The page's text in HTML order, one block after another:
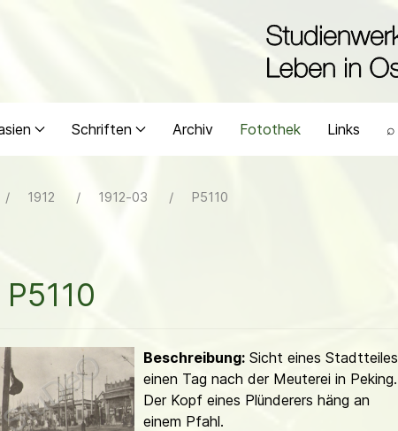
Schriften Archiv Fotothek Links ⌕
1912 1912-03 P5110
B
l
d
P5110
Beschreibung:Sicht eines Stadtteiles
einen Tag nach der Meuterei in Peking.
Der Kopf eines Plünderers häng an
einem Pfahl.